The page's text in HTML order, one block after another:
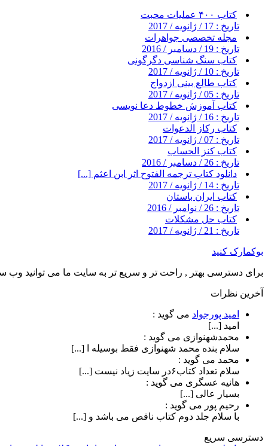
کتاب ۴۰۰ عملیات محبت
تاریخ : 17 / ژانویه / 2017
مجله تخصصی جواهرات
تاریخ : 19 / دسامبر / 2016
کتاب سنگ شناسی دگرگونی
تاریخ : 10 / ژانویه / 2017
کتاب طالع بینی ازدواج
تاریخ : 05 / ژانویه / 2017
کتاب آموزش خطوط دعا نویسی
تاریخ : 16 / ژانویه / 2017
کتاب رکاز الدعوات
تاریخ : 07 / ژانویه / 2017
کتاب کنز الحساب
تاریخ : 26 / دسامبر / 2016
دانلود کتاب ترجمه الفتوح اثر ابن اعثم [...]
تاریخ : 14 / ژانویه / 2017
کتاب ایران باستان
تاریخ : 26 / نوامبر / 2016
کتاب حل مشکلات
تاریخ : 21 / ژانویه / 2017
بوکمارک کنید
برای دسترسی بهتر , راحت تر و سریع تر به سایت ما می توانید وب
آخرین نظرات
امید پورجواد می گوید :
امید [...]
محمدشهنوازی می گوید :
سلام بنده محمد شهنوازی فقط بوسیله ا [...]
محمد می گوید :
سلام تعداد کتاب۶در سایت زیاد نیست [...]
هانیه عسگری می گوید :
بسیار عالی [...]
رحیم پور می گوید :
با سلام جلد دوم کتاب ناقص می باشد و [...]
دسترسی سریع